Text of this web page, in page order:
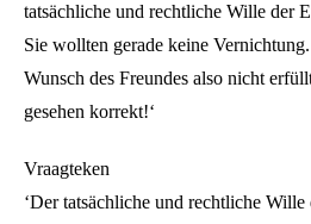
tatsächliche und rechtliche Wille der
Sie wollten gerade keine
Wunsch des Freundes also nicht
gesehen korrekt!‘
Vraagteken
‘Der tatsächliche und rechtliche